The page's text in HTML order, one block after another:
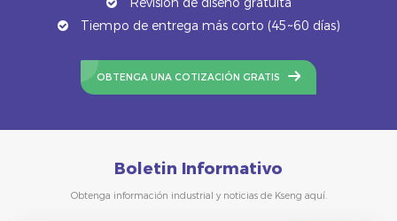
Tiempo de entrega más corto (45~60 días)
OBTENGA UNA COTIZACIÓN GRATIS
Boletin Informativo
Obtenga información industrial y noticias de Kseng aquí.